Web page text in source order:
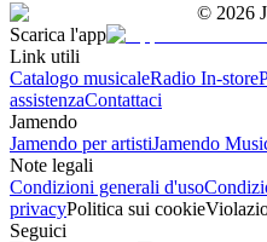
© 2026
Scarica l'app
Link utili
Catalogo musicaleRadio In-store
assistenzaContattaci
Jamendo
Jamendo per artistiJamendo
Note legali
Condizioni generali d'uso
privacyPolitica sui cookie
Seguici